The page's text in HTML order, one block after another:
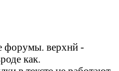
форумы. верхнй -
как.